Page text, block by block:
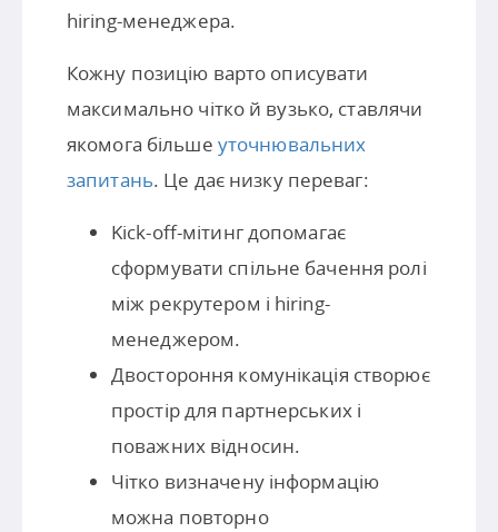
hiring-менеджера.
Кожну позицію варто описувати
максимально чітко й вузько, ставлячи
якомога більше уточнювальних
запитань. Це дає низку переваг:
Kick-off-мітинг допомагає
сформувати спільне бачення ролі
між рекрутером і hiring-
менеджером.
Двостороння комунікація створює
простір для партнерських і
поважних відносин.
Чітко визначену інформацію
можна повторно